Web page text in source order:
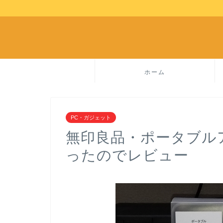
ホーム
PC・ガジェット
無印良品・ポータブ
ったのでレビュー